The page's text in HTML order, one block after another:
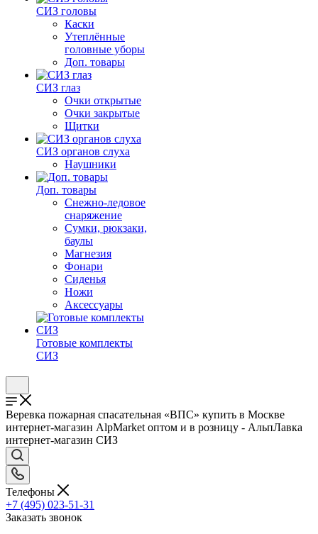
СИЗ головы
Каски
Утеплённые
головные уборы
Доп. товары
СИЗ глаз
Очки открытые
Очки закрытые
Щитки
СИЗ органов слуха
Наушники
Доп. товары
Снежно-ледовое
снаряжение
Сумки, рюкзаки,
баулы
Магнезия
Фонари
Сиденья
Ножи
Аксессуары
Готовые комплекты
СИЗ
Веревка пожарная спасательная «ВПС» купить в Москве
интернет-магазин AlpMarket оптом и в розницу - АльпЛавка
интернет-магазин СИЗ
Телефоны
+7 (495) 023-51-31
Заказать звонок